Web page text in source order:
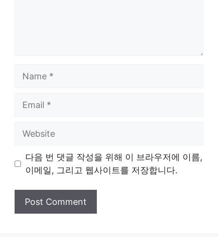
Name
Email
Website
다음 번 댓글 작성을 위해 이 브라우저에 이름,
이메일, 그리고 웹사이트를 저장합니다.